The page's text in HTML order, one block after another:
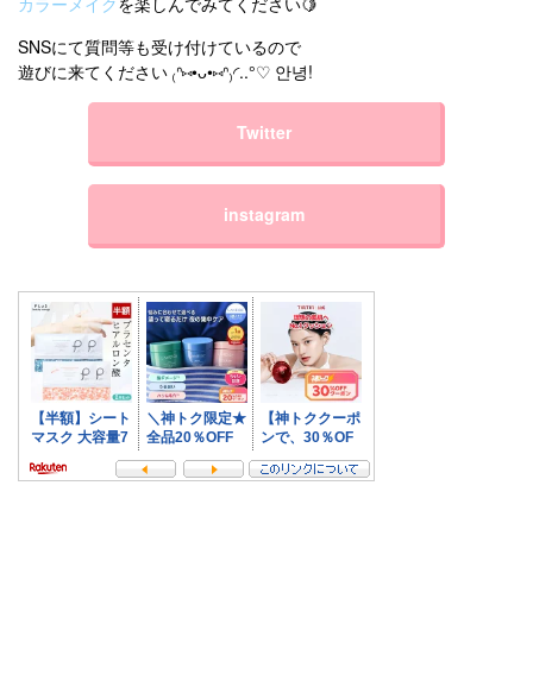
SNSにて質問等も受け付けているので
遊びに来てください ₍ᐢ⑅•ᴗ•⑅ᐢ₎◜..°♡ 안녕!
Twitter
instagram